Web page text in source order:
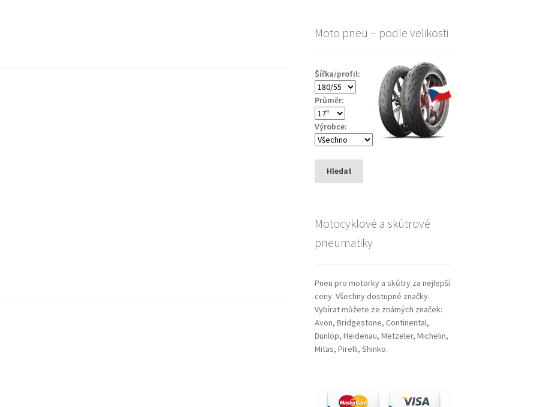
Moto pneu – podle velikosti
Šířka/profil:
Průměr:
Výrobce:
Hledat
Motocyklové a skútrové
pneumatiky
Pneu pro motorky a skůtry za nejlepší
ceny. Všechny dostupné značky.
Vybírat můžete ze známých značek:
Avon, Bridgestone, Continental,
Dunlop, Heidenau, Metzeler, Michelin,
Mitas, Pirelli, Shinko.